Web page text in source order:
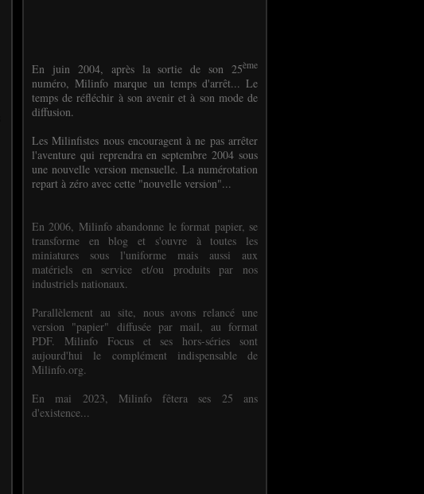
En juin 2004, après la sortie de son 25ème
numéro, Milinfo marque un temps d'arrêt... Le
temps de réfléchir à son avenir et à son mode de
diffusion.
Les Milinfistes nous encouragent à ne pas arrêter
l'aventure qui reprendra en septembre 2004 sous
une nouvelle version mensuelle. La numérotation
repart à zéro avec cette "nouvelle version"...
En 2006, Milinfo abandonne le format papier, se
transforme en blog et s'ouvre à toutes les
miniatures sous l'uniforme mais aussi aux
matériels en service et/ou produits par nos
industriels nationaux.
Parallèlement au site, nous avons relancé une
version "papier" diffusée par mail, au format
PDF. Milinfo Focus et ses hors-séries sont
aujourd'hui le complément indispensable de
Milinfo.org.
En mai 2023, Milinfo fêtera ses 25 ans
d'existence...